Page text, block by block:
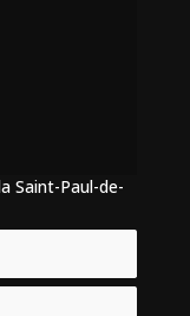
Saint-Paul-de-